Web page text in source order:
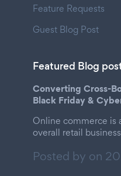
Feature Requests
Guest Blog Post
Featured Blog
Converting Cross-
Black Friday &
Online commerce is
overall retail
Posted by on